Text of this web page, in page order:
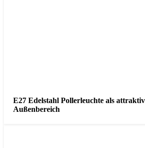
E27 Edelstahl Pollerleuchte als
Außenbereich